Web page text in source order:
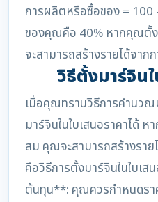
การผลิตหรือซื้อของ =
ของคุณคือ 40% หากคุณตั้
จะสามารถสร้างรายได้จาก
วิธีตั้งมาร์จิน
เมื่อคุณทราบวิธีการคำนว
มาร์จินในใบเสนอราคาได้
สม คุณจะสามารถสร้างราย
คือวิธีการตั้งมาร์จินในใบเ
ต้นทุน**: คุณควรกำหนดรา